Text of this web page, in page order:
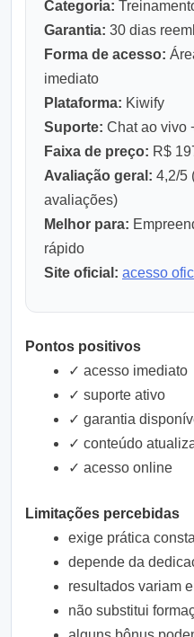
Categoria:
Garantia: 30 dias
Forma de acesso:
imediato
Plataforma: Kiwify
Suporte: Chat ao vivo
Faixa de preço: R$
Avaliação geral: 4,2/5
avaliações)
Melhor para:
rápido
Site oficial: acesso
Pontos positivos
✓ acesso imediato
✓ suporte ativo
✓ garantia
✓ conteúdo
✓ acesso online
Limitações percebidas
exige prática
depende da
resultados variam
não substitui